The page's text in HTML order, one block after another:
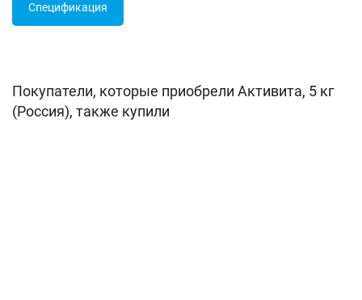
Спецификация
Покупатели, которые приобрели Активита, 5 кг
(Россия), также купили